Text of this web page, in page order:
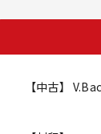
【中古】